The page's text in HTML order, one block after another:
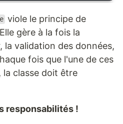
viole le principe de
gère à la fois la
la validation des données,
fois que l'une de ces
la classe doit être
responsabilités !